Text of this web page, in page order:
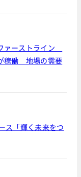
ァーストライン
稼働 地場の需要
ス「輝く未来をつ